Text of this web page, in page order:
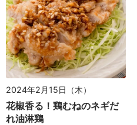
2024年2月15日（木）
花椒香る！鶏むねのネギだ
れ油淋鶏